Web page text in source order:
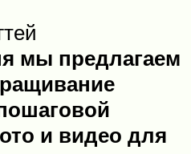
мы предлагаем
и видео для